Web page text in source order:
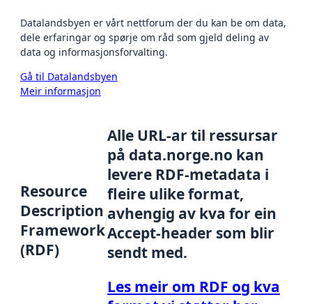
Datalandsbyen er vårt nettforum der du kan be om data,
dele erfaringar og spørje om råd som gjeld deling av
data og informasjonsforvalting.
Gå til Datalandsbyen
Meir informasjon
Resource
Description
Framework
(RDF)
Alle URL-ar til ressursar
på data.norge.no kan
levere RDF-metadata i
fleire ulike format,
avhengig av kva for ein
Accept-header som blir
sendt med.
Les meir om RDF og kva